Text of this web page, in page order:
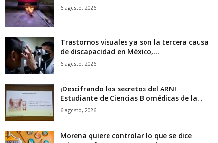
6 agosto, 2026
Trastornos visuales ya son la tercera causa
de discapacidad en México,...
6 agosto, 2026
¡Descifrando los secretos del ARN!
Estudiante de Ciencias Biomédicas de la...
6 agosto, 2026
Morena quiere controlar lo que se dice